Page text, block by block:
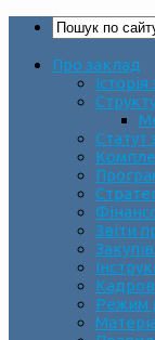
Про заклад
Статут
Звіти
Режим